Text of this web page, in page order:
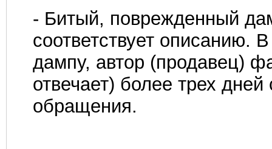
- Битый, поврежденный
соответствует описанию.
дампу, автор (продавец)
отвечает) более трех
обращения.